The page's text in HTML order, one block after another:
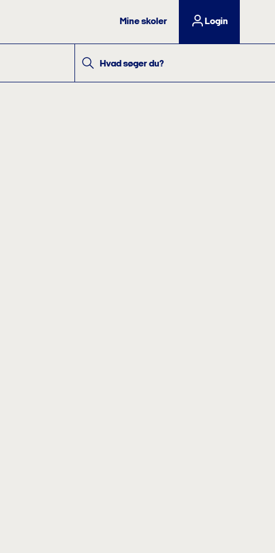
Mine skoler Login
Hvad søger du?